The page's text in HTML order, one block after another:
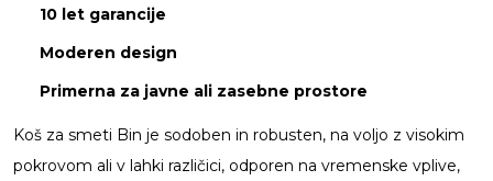
10 let garancije
Moderen design
Primerna za javne ali zasebne prostore
Koš za smeti Bin je sodoben in robusten, na voljo z visokim
pokrovom ali v lahki različici, odporen na vremenske vplive,